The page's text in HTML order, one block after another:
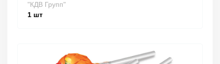
"КДВ Групп"
1 шт